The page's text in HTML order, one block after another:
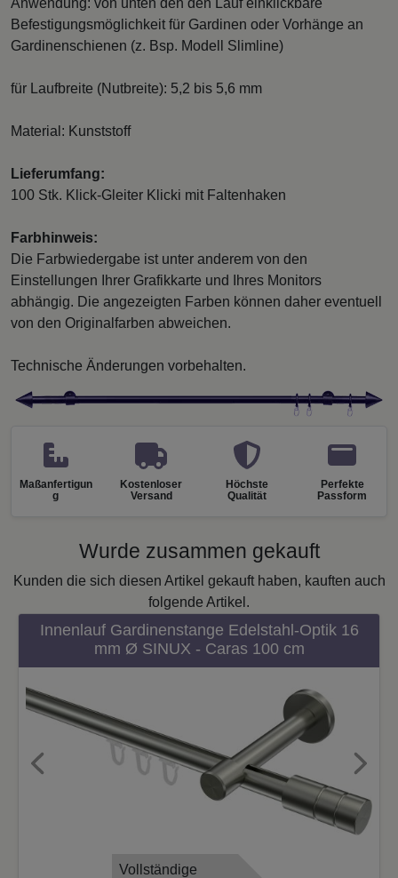
Anwendung: von unten den den Lauf einklickbare
Befestigungsmöglichkeit für Gardinen oder Vorhänge an
Gardinenschienen (z. Bsp. Modell Slimline)
für Laufbreite (Nutbreite): 5,2 bis 5,6 mm
Material: Kunststoff
Lieferumfang:
100 Stk. Klick-Gleiter Klicki mit Faltenhaken
Farbhinweis:
Die Farbwiedergabe ist unter anderem von den
Einstellungen Ihrer Grafikkarte und Ihres Monitors
abhängig. Die angezeigten Farben können daher eventuell
von den Originalfarben abweichen.
Technische Änderungen vorbehalten.
Maßanfertigun
g
Kostenloser
Versand
Höchste
Qualität
Perfekte
Passform
Wurde zusammen gekauft
Kunden die sich diesen Artikel gekauft haben, kauften auch
folgende Artikel.
Innenlauf Gardinenstange Edelstahl-Optik 16
mm Ø SINUX - Caras 100 cm
Vollständige
Previous Next